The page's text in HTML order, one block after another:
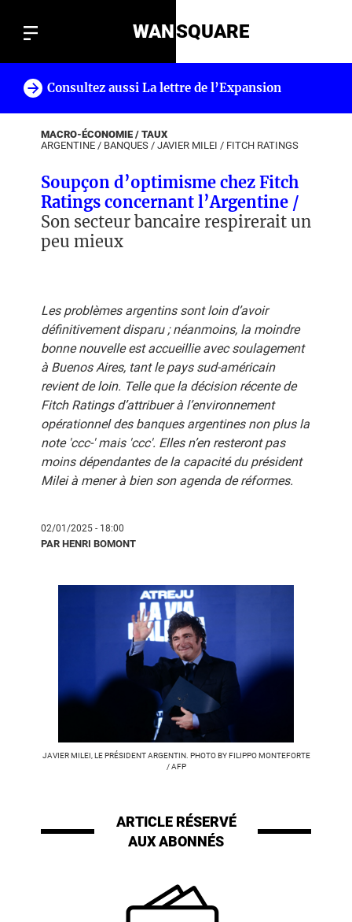
WANSQUARE
Consultez aussi La lettre de l’Expansion
MACRO-ÉCONOMIE / TAUX
ARGENTINE / BANQUES / JAVIER MILEI / FITCH RATINGS
Soupçon d’optimisme chez Fitch
Ratings concernant l’Argentine /
Son secteur bancaire respirerait un
peu mieux
Les problèmes argentins sont loin d’avoir
définitivement disparu ; néanmoins, la moindre
bonne nouvelle est accueillie avec soulagement
à Buenos Aires, tant le pays sud-américain
revient de loin. Telle que la décision récente de
Fitch Ratings d’attribuer à l’environnement
opérationnel des banques argentines non plus la
note 'ccc-' mais 'ccc'. Elles n’en resteront pas
moins dépendantes de la capacité du président
Milei à mener à bien son agenda de réformes.
02/01/2025 - 18:00
PAR HENRI BOMONT
JAVIER MILEI, LE PRÉSIDENT ARGENTIN. PHOTO BY FILIPPO MONTEFORTE
/ AFP
ARTICLE RÉSERVÉ
AUX ABONNÉS